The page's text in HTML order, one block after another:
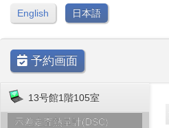
English 日本語
予約画面
13号館1階105室
示差走査熱量計(DSC)